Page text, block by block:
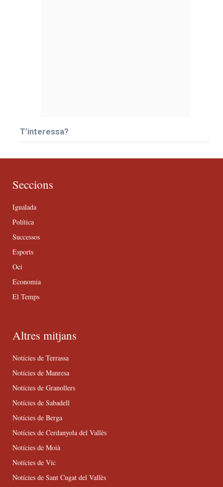
T’interessa?
Seccions
Igualada
Política
Successos
Esports
Oci
Economia
El Temps
Altres mitjans
Notícies de Terrassa
Notícies de Manresa
Notícies de Granollers
Notícies de Sabadell
Notícies de Berga
Notícies de Cerdanyola del Vallès
Notícies de Moià
Notícies de Vic
Notícies de Sant Cugat del Vallès